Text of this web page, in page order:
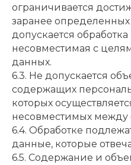
ограничивается
заранее
допускается
несовместимая с
данных.
6.3. Не допускается
содержащих
которых
несовместимых между
6.4. Обработке
данные, которые
6.5. Содержание и